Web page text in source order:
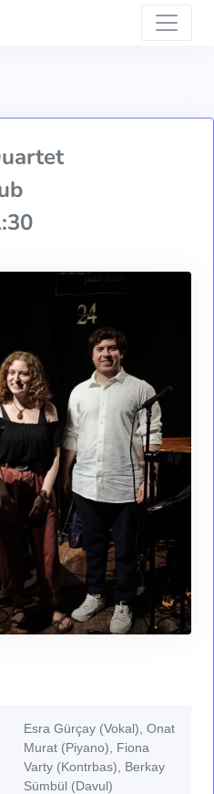
Esra Gürçay (Vokal), Onat
Murat (Piyano), Fiona
Varty (Kontrbas), Berkay
Sümbül (Davul)